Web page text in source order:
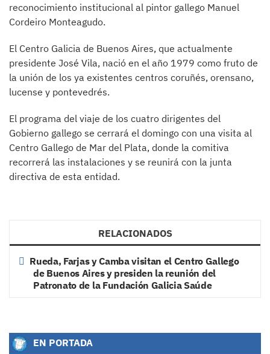
reconocimiento institucional al pintor gallego Manuel
Cordeiro Monteagudo.
El Centro Galicia de Buenos Aires, que actualmente
presidente José Vila, nació en el año 1979 como fruto de
la unión de los ya existentes centros coruñés, orensano,
lucense y pontevedrés.
El programa del viaje de los cuatro dirigentes del
Gobierno gallego se cerrará el domingo con una visita al
Centro Gallego de Mar del Plata, donde la comitiva
recorrerá las instalaciones y se reunirá con la junta
directiva de esta entidad.
RELACIONADOS
Rueda, Farjas y Camba visitan el Centro Gallego
de Buenos Aires y presiden la reunión del
Patronato de la Fundación Galicia Saúde
EN PORTADA